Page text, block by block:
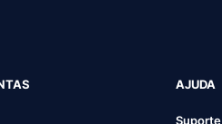
AJUDA
Suporte